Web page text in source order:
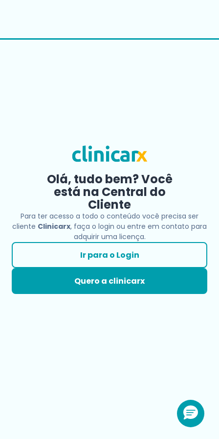
Olá, tudo bem? Você
está na Central do
Cliente
Para ter acesso a todo o conteúdo você precisa ser
cliente Clinicarx, faça o login ou entre em contato para
adquirir uma licença.
Ir para o Login
Quero a clinicarx